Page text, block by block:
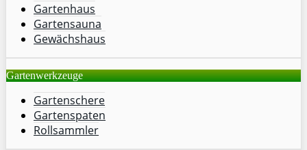
Gartenhaus
Gartensauna
Gewächshaus
Gartenwerkzeuge
Gartenschere
Gartenspaten
Rollsammler